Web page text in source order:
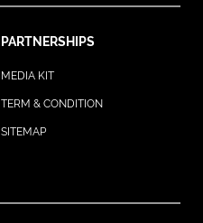
PARTNERSHIPS
MEDIA KIT
TERM & CONDITION
SITEMAP